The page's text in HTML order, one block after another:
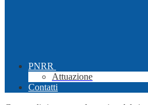
PNRR
Attuazione
Contatti